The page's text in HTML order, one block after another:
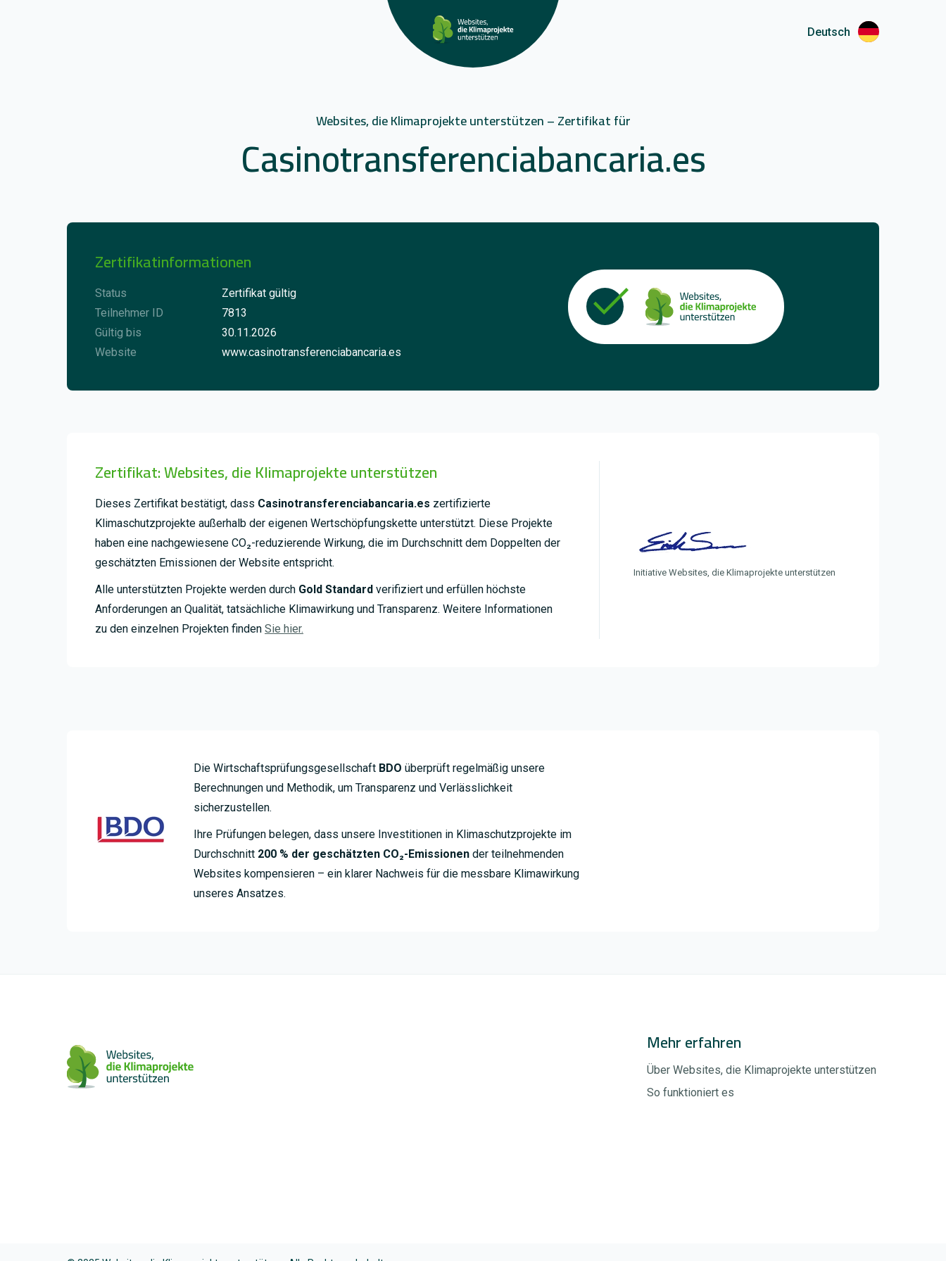
Deutsch
Websites, die Klimaprojekte unterstützen – Zertifikat für
Casinotransferenciabancaria.es
Zertifikatinformationen
Status
Zertifikat gültig
Teilnehmer ID
7813
Gültig bis
30.11.2026
Website
www.casinotransferenciabancaria.es
Zertifikat: Websites, die Klimaprojekte unterstützen
Dieses Zertifikat bestätigt, dass Casinotransferenciabancaria.es zertifizierte
Klimaschutzprojekte außerhalb der eigenen Wertschöpfungskette unterstützt. Diese Projekte
haben eine nachgewiesene CO₂-reduzierende Wirkung, die im Durchschnitt dem Doppelten der
geschätzten Emissionen der Website entspricht.
Alle unterstützten Projekte werden durch Gold Standard verifiziert und erfüllen höchste
Anforderungen an Qualität, tatsächliche Klimawirkung und Transparenz. Weitere Informationen
zu den einzelnen Projekten finden Sie hier.
Initiative Websites, die Klimaprojekte unterstützen
Die Wirtschaftsprüfungsgesellschaft BDO überprüft regelmäßig unsere
Berechnungen und Methodik, um Transparenz und Verlässlichkeit
sicherzustellen.
Ihre Prüfungen belegen, dass unsere Investitionen in Klimaschutzprojekte im
Durchschnitt 200 % der geschätzten CO₂-Emissionen der teilnehmenden
Websites kompensieren – ein klarer Nachweis für die messbare Klimawirkung
unseres Ansatzes.
Mehr erfahren
Über Websites, die Klimaprojekte unterstützen
So funktioniert es